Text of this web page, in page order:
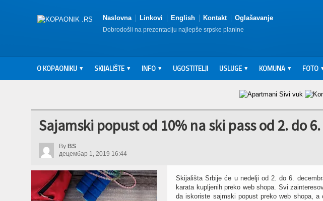
Naslovna Linkovi English Kontakt Oglašavanje
Dobrodošli na prezentaciju najlepše srpske planine
O KOPAONIKU SKIJALIŠTE INFO UGOSTITELJI USLUGE KOMUNA FOTO
Sajamski popust od 10% na ski pass od 2. do
By BS
децембар 1, 2019 16:44
Skijališta Srbije će u nedelji od 2. do 6.
karata kupljenih preko web shopa. Svi
da iskoriste sajmski popust preko web shopa,